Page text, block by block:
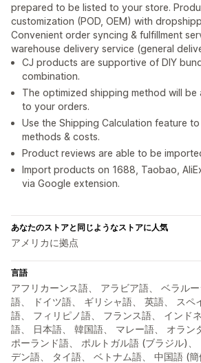
prepared to be listed to your store.
customization (POD, OEM) with
Convenient order syncing & fulfillment
warehouse delivery service (general
CJ products are supportive of DIY
combination.
The optimized shipping method will be
to your orders.
Use the Shipping Calculation feature
methods & costs.
Product reviews are able to be
Import products on 1688, Taobao,
via Google extension.
あなたのストアと同じようなストアに人気
アメリカに拠点
言語
アフリカーンス語、 アラビア語、 ベラル
語、 ドイツ語、 ギリシャ語、 英語、 スペ
語、 フィリピノ語、 フランス語、 インド
語、 日本語、 韓国語、 マレー語、 オラン
ポーランド語、 ポルトガル語 (ブラジル)、
デン語、 タイ語、 ベトナム語、 中国語 (